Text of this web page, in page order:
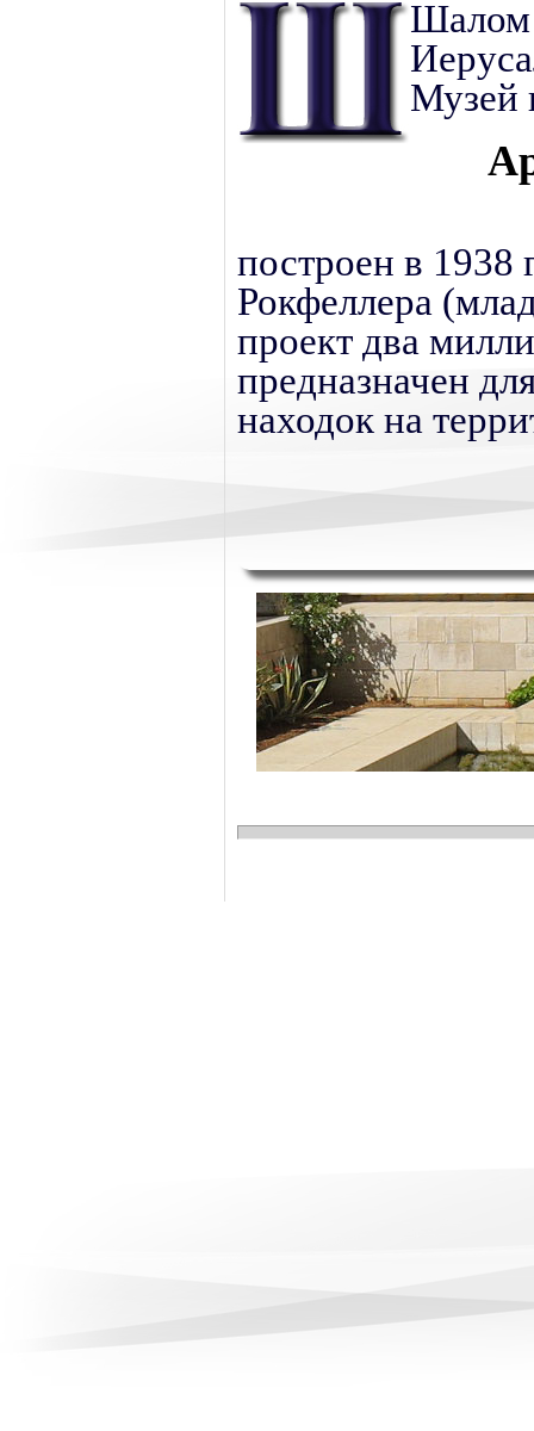
Шалом
Музей
построен в 1938
Рокфеллера
проект два
предназначен
находок на